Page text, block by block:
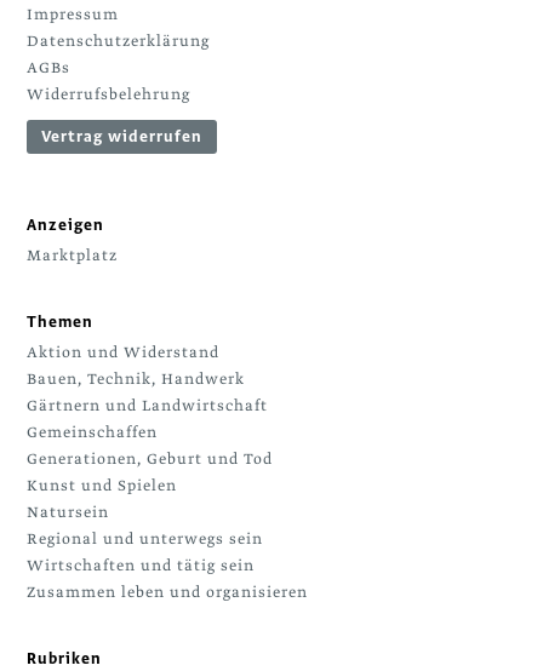
Impressum
Datenschutzerklärung
AGBs
Widerrufsbelehrung
Vertrag widerrufen
Anzeigen
Marktplatz
Themen
Aktion und Widerstand
Bauen, Technik, Handwerk
Gärtnern und Landwirtschaft
Gemeinschaffen
Generationen, Geburt und Tod
Kunst und Spielen
Natursein
Regional und unterwegs sein
Wirtschaften und tätig sein
Zusammen leben und organisieren
Rubriken